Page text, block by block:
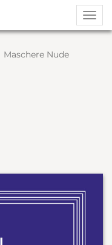
Maschere Nude